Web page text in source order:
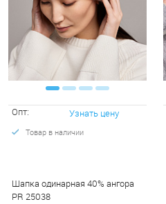
Опт: Узнать цену
Товар в наличии
Шапка одинарная 40% ангора
PR 25038